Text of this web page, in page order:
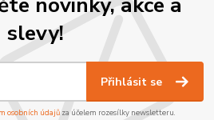
slevy!
Přihlásit se
osobních údajůza účelem rozesílky newsletteru.